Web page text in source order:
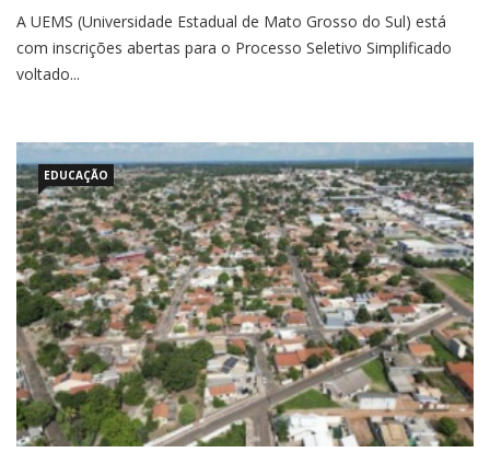
A UEMS (Universidade Estadual de Mato Grosso do Sul) está
com inscrições abertas para o Processo Seletivo Simplificado
voltado...
EDUCAÇÃO